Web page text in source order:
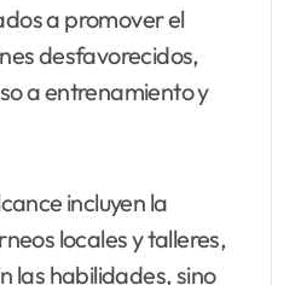
a promover el
desfavorecidos,
a entrenamiento y
incluyen la
locales y talleres,
las habilidades, sino